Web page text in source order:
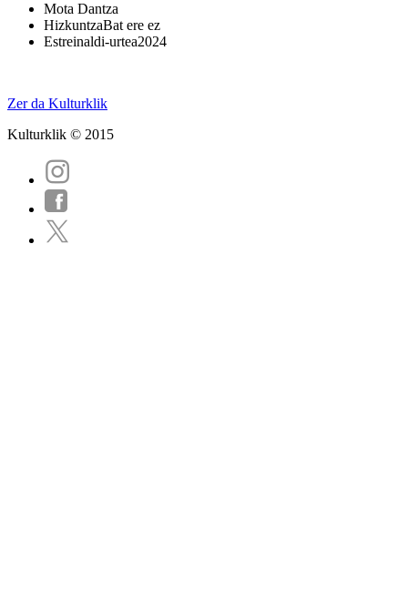
Mota Dantza
HizkuntzaBat ere ez
Estreinaldi-urtea2024
Zer da Kulturklik
Kulturklik © 2015